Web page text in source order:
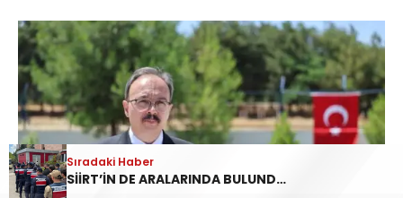
Sıradaki Haber
SİİRT’TE 15 TEMMUZ SERGİSİ VATANDAŞLARIN ZİYARETİNE AÇILDI
Sıradaki Haber
SİİRT’İN DE ARALARINDA BULUNDUĞU 45 İLDE YASA DIŞI BAHİS OPERASYONU: 190 GÖZALTI